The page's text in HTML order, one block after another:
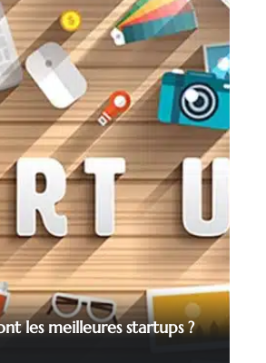
les meilleures startups ?